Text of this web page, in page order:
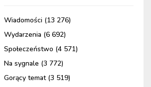
Wiadomości (13 276)
Wydarzenia (6 692)
Społeczeństwo (4 571)
Na sygnale (3 772)
Gorący temat(3 519)